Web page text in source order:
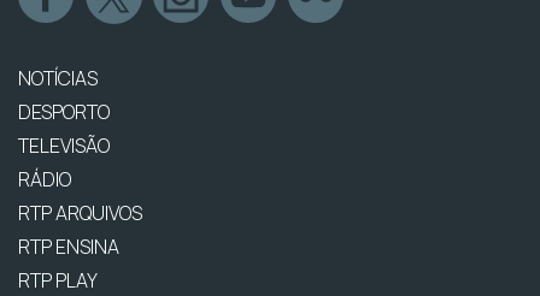
NOTÍCIAS
DESPORTO
TELEVISÃO
RÁDIO
RTP ARQUIVOS
RTP ENSINA
RTP PLAY